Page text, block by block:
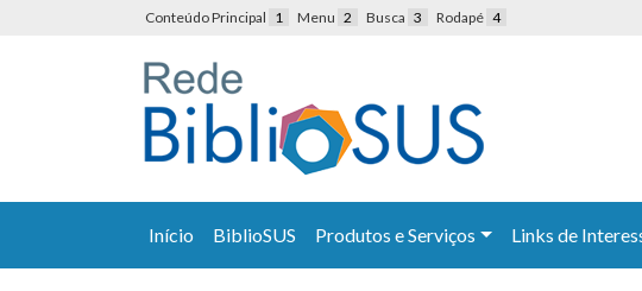
Conteúdo Principal 1 Menu 2 Busca 3 Rodapé 4
Início BiblioSUS Produtos e Serviços Links de